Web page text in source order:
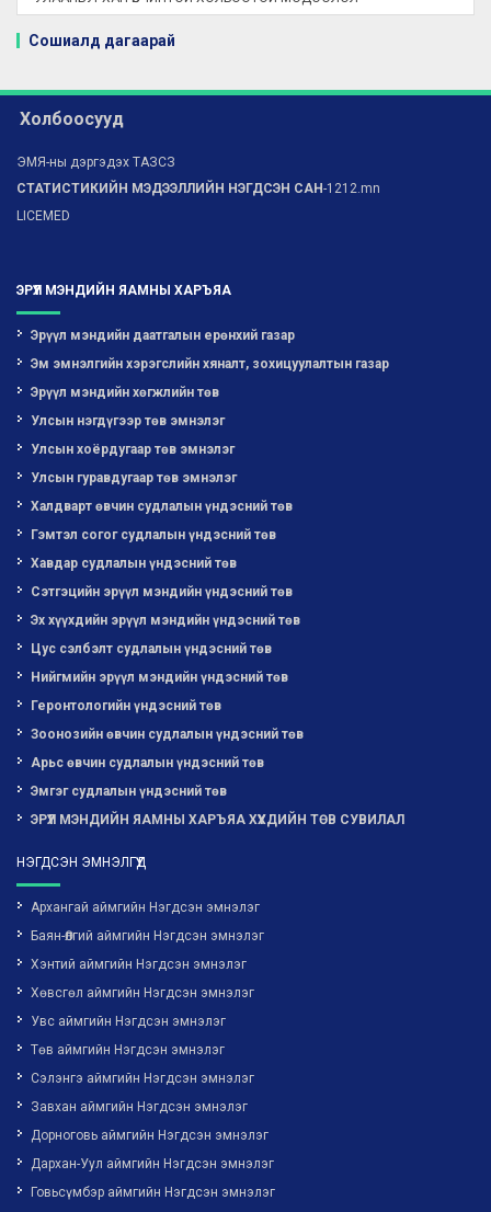
Сошиалд дагаарай
Холбоосууд
ЭМЯ-ны дэргэдэх ТАЗСЗ
СТАТИСТИКИЙН МЭДЭЭЛЛИЙН НЭГДСЭН САН-1212.mn
LICEMED
ЭРҮҮЛ МЭНДИЙН ЯАМНЫ ХАРЪЯА
Эрүүл мэндийн даатгалын ерөнхий газар
Эм эмнэлгийн хэрэгслийн хяналт, зохицуулалтын газар
Эрүүл мэндийн хөгжлийн төв
Улсын нэгдүгээр төв эмнэлэг
Улсын хоёрдугаар төв эмнэлэг
Улсын гуравдугаар төв эмнэлэг
Халдварт өвчин судлалын үндэсний төв
Гэмтэл согог судлалын үндэсний төв
Хавдар судлалын үндэсний төв
Сэтгэцийн эрүүл мэндийн үндэсний төв
Эх хүүхдийн эрүүл мэндийн үндэсний төв
Цус сэлбэлт судлалын үндэсний төв
Нийгмийн эрүүл мэндийн үндэсний төв
Геронтологийн үндэсний төв
Зоонозийн өвчин судлалын үндэсний төв
Арьс өвчин судлалын үндэсний төв
Эмгэг судлалын үндэсний төв
ЭРҮҮЛ МЭНДИЙН ЯАМНЫ ХАРЪЯА ХҮҮХДИЙН ТӨВ СУВИЛАЛ
НЭГДСЭН ЭМНЭЛГҮҮД
Архангай аймгийн Нэгдсэн эмнэлэг
Баян-Өлгий аймгийн Нэгдсэн эмнэлэг
Хэнтий аймгийн Нэгдсэн эмнэлэг
Хөвсгөл аймгийн Нэгдсэн эмнэлэг
Увс аймгийн Нэгдсэн эмнэлэг
Төв аймгийн Нэгдсэн эмнэлэг
Сэлэнгэ аймгийн Нэгдсэн эмнэлэг
Завхан аймгийн Нэгдсэн эмнэлэг
Дорноговь аймгийн Нэгдсэн эмнэлэг
Дархан-Уул аймгийн Нэгдсэн эмнэлэг
Говьсүмбэр аймгийн Нэгдсэн эмнэлэг